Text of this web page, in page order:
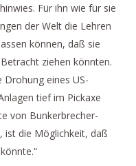
Für ihn wie für sie
der Welt die Lehren
können, daß sie
ziehen könnten.
eines US-
tief im Pickaxe
von Bunkerbrecher-
die Möglichkeit, daß